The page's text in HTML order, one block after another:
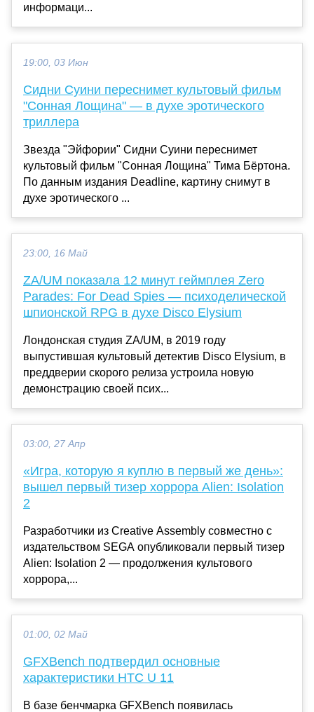
информаци...
19:00, 03 Июн
Сидни Суини переснимет культовый фильм
"Сонная Лощина" — в духе эротического
триллера
Звезда "Эйфории" Сидни Суини переснимет
культовый фильм "Сонная Лощина" Тима Бёртона.
По данным издания Deadline, картину снимут в
духе эротического ...
23:00, 16 Май
ZA/UM показала 12 минут геймплея Zero
Parades: For Dead Spies — психоделической
шпионской RPG в духе Disco Elysium
Лондонская студия ZA/UM, в 2019 году
выпустившая культовый детектив Disco Elysium, в
преддверии скорого релиза устроила новую
демонстрацию своей псих...
03:00, 27 Апр
«Игра, которую я куплю в первый же день»:
вышел первый тизер хоррора Alien: Isolation
2
Разработчики из Creative Assembly совместно с
издательством SEGA опубликовали первый тизер
Alien: Isolation 2 — продолжения культового
хоррора,...
01:00, 02 Май
GFXBench подтвердил основные
характеристики HTC U 11
В базе бенчмарка GFXBench появилась